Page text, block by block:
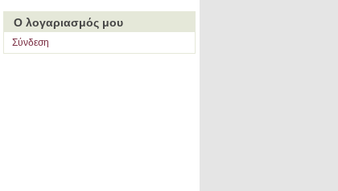
Ο λογαριασμός μου
Σύνδεση